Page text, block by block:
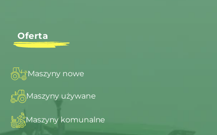
Oferta
Maszyny nowe
Maszyny używane
Maszyny komunalne